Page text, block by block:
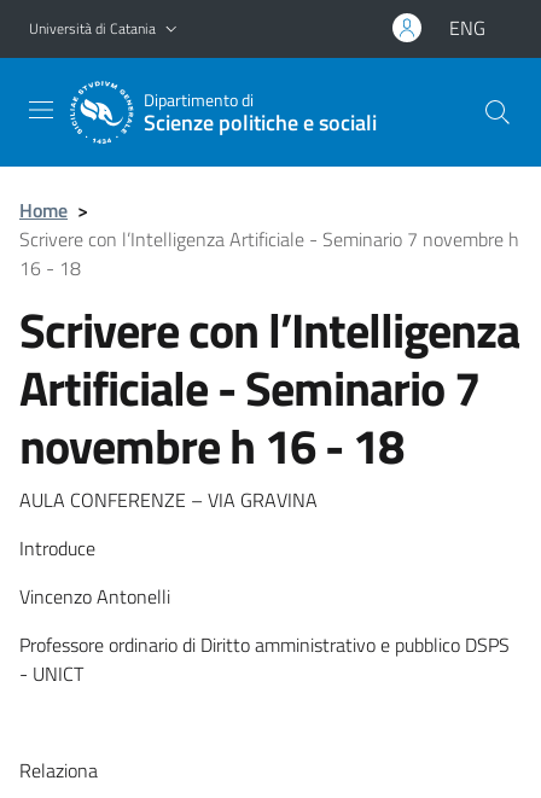
Vai al contenuto principale
Vai al menu di navigazione
Università di Catania ENG
Dipartimento di
Scienze politiche e sociali
Home >
Scrivere con l’Intelligenza Artificiale - Seminario 7 novembre h
16 - 18
Scrivere con l’Intelligenza
Artificiale - Seminario 7
novembre h 16 - 18
AULA CONFERENZE – VIA GRAVINA
Introduce
Vincenzo Antonelli
Professore ordinario di Diritto amministrativo e pubblico DSPS
- UNICT
Relaziona